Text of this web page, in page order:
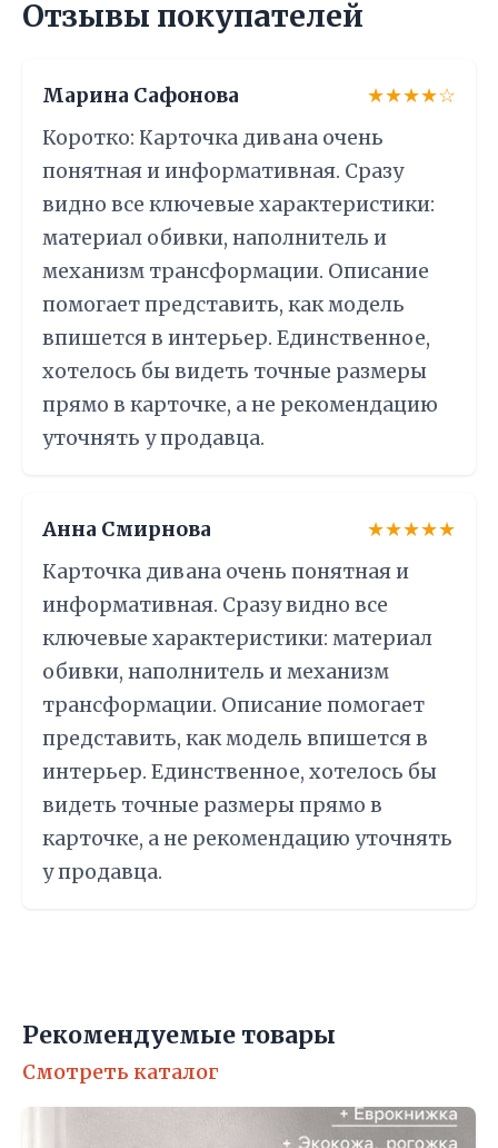
Отзывы покупателей
Марина Сафонова
★★★★☆
Коротко: Карточка дивана очень
понятная и информативная. Сразу
видно все ключевые характеристики:
материал обивки, наполнитель и
механизм трансформации. Описание
помогает представить, как модель
впишется в интерьер. Единственное,
хотелось бы видеть точные размеры
прямо в карточке, а не рекомендацию
уточнять у продавца.
Анна Смирнова
★★★★★
Карточка дивана очень понятная и
информативная. Сразу видно все
ключевые характеристики: материал
обивки, наполнитель и механизм
трансформации. Описание помогает
представить, как модель впишется в
интерьер. Единственное, хотелось бы
видеть точные размеры прямо в
карточке, а не рекомендацию уточнять
у продавца.
Рекомендуемые товары
Смотреть каталог